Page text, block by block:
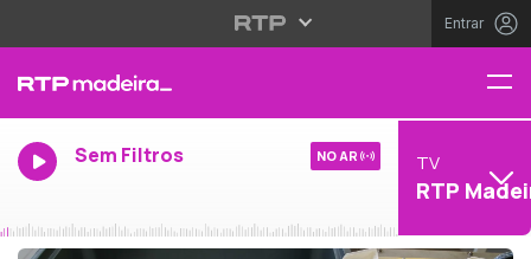
Entrar
Sem Filtros NO AR TV
RTP